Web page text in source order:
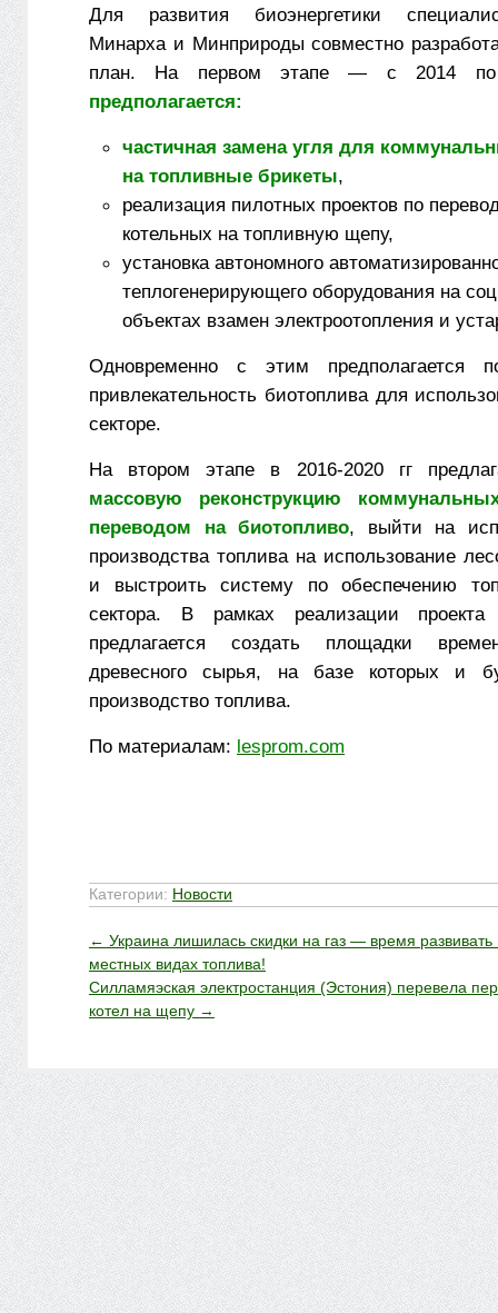
Для развития биоэнергетики
Минарха и Минприроды совместно
план. На первом этапе — с 2014
предполагается:
частичная замена угля для
на топливные брикеты,
реализация пилотных проектов по
котельных на топливную щепу,
установка автономного
теплогенерирующего оборудования на
объектах взамен электроотопления и
Одновременно с этим предполагается
привлекательность биотоплива для
секторе.
На втором этапе в 2016-2020 гг
массовую реконструкцию
переводом на биотопливо, выйти на
производства топлива на использование
и выстроить систему по обеспечению
сектора. В рамках реализации
предлагается создать площадки
древесного сырья, на базе которых и
производство топлива.
По материалам: lesprom.com
Категории: Новости
← Украина лишилась скидки на газ — время развивать
местных видах топлива!
Силламяэская электростанция (Эстония) перевела
котел на щепу →